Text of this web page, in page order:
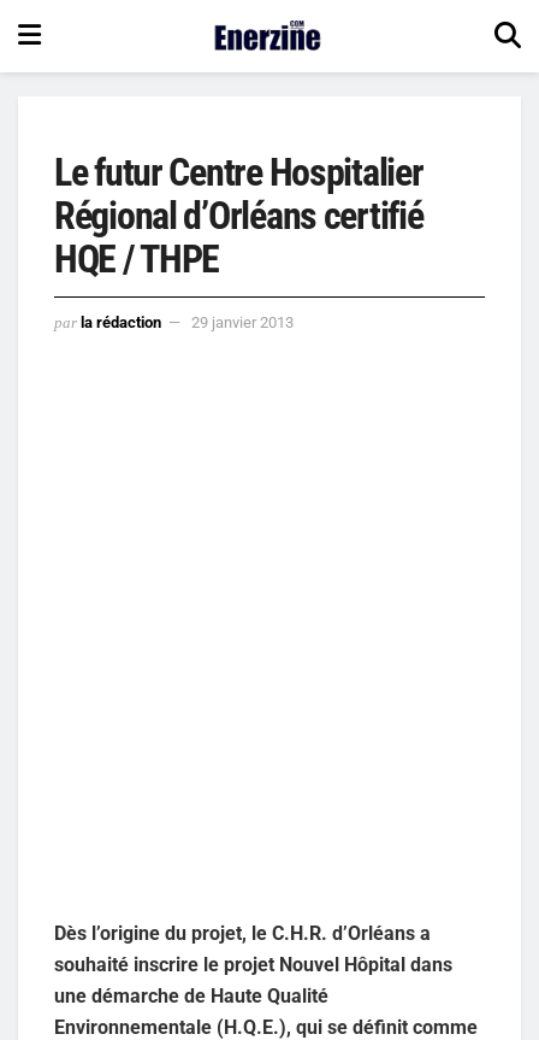
Le futur Centre Hospitalier
Régional d’Orléans certifié
HQE / THPE
par la rédaction 29 janvier 2013
Dès l’origine du projet, le C.H.R. d’Orléans a
souhaité inscrire le projet Nouvel Hôpital dans
une démarche de Haute Qualité
Environnementale (H.Q.E.), qui se définit comme